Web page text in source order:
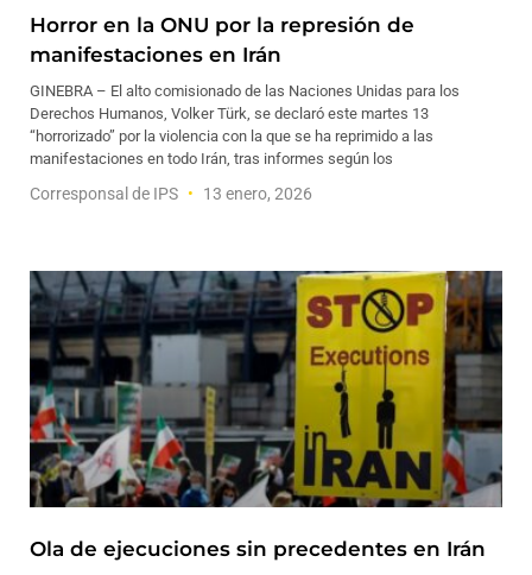
Horror en la ONU por la represión de
manifestaciones en Irán
GINEBRA – El alto comisionado de las Naciones Unidas para los
Derechos Humanos, Volker Türk, se declaró este martes 13
“horrorizado” por la violencia con la que se ha reprimido a las
manifestaciones en todo Irán, tras informes según los
Corresponsal de IPS 13 enero, 2026
Ola de ejecuciones sin precedentes en Irán